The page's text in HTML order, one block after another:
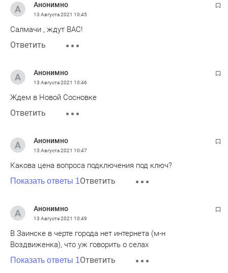
Анонимно
13 Августа 2021 10:45
Салмачи , ждут ВАС!
Ответить
Анонимно
13 Августа 2021 10:46
Ждем в Новой Сосновке
Ответить
Анонимно
13 Августа 2021 10:47
Какова цена вопроса подключения под ключ?
Показать ответы 1Ответить
Анонимно
13 Августа 2021 10:49
В Заинске в черте города нет интернета (м-н
Воздвиженка), что уж говорить о селах
Показать ответы 1Ответить